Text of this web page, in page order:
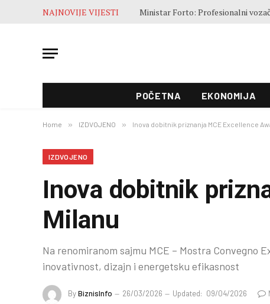
NAJNOVIJE VIJESTI
POČETNA EKONOMIJA
Home » IZDVOJENO » Inova dobitnik priznanja MCE Excellence
IZDVOJENO
Inova dobitnik
Milanu
Na renomiranom sajmu MCE – Mostra Convegno
inovativnost, dizajn i energetsku efikasnost
ByBiznisInfo 26/03/2026 Updated: 09/04/2026